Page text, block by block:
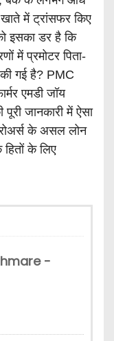
में ट्रांसफर किए
इसका डर है कि
में प्रमोटर पिता-
गई है? PMC
एमडी जॉय
जानकारी में ऐसा
के असल लोन
हितों के लिए
-